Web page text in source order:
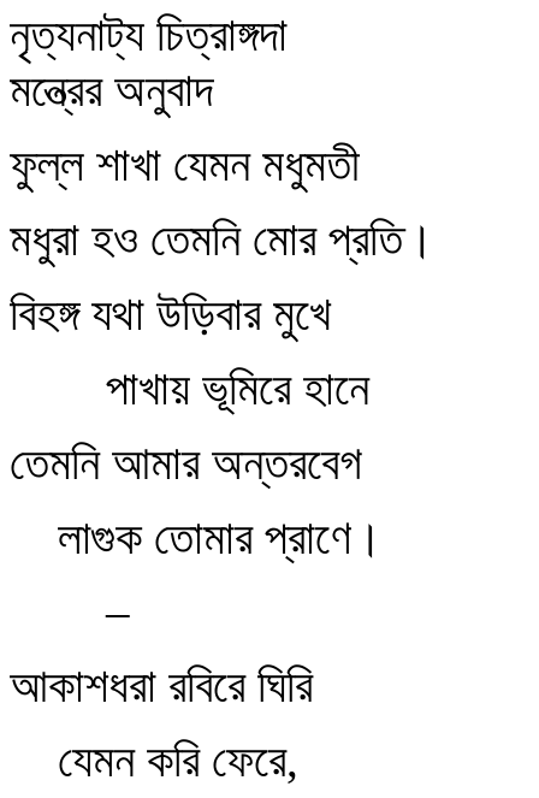
নৃত্যনাট্য চিত্রাঙ্গদা
মন্ত্রের অনুবাদ
ফুল্ল শাখা যেমন মধুমতী
মধুরা হও তেমনি মোর প্রতি।
বিহঙ্গ যথা উড়িবার মুখে
পাখায় ভূমিরে হানে
তেমনি আমার অন্তরবেগ
লাগুক তোমার প্রাণে।
–
আকাশধরা রবিরে ঘিরি
যেমন করি ফেরে,